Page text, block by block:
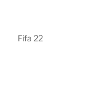
Fifa 22